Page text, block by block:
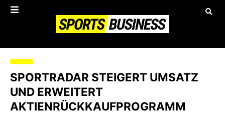
SPORTRADAR STEIGERT UMSATZ
UND ERWEITERT
AKTIENRÜCKKAUFPROGRAMM